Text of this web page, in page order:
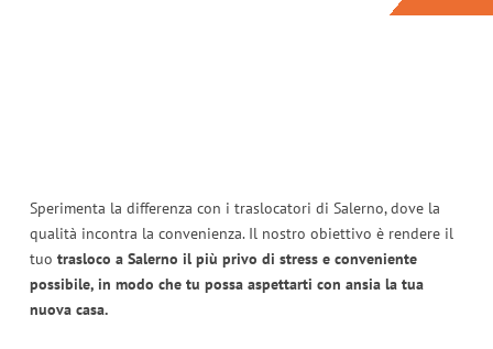
Sperimenta la differenza con i traslocatori di Salerno, dove la
qualità incontra la convenienza. Il nostro obiettivo è rendere il
tuo trasloco a Salerno il più privo di stress e conveniente
possibile, in modo che tu possa aspettarti con ansia la tua
nuova casa.